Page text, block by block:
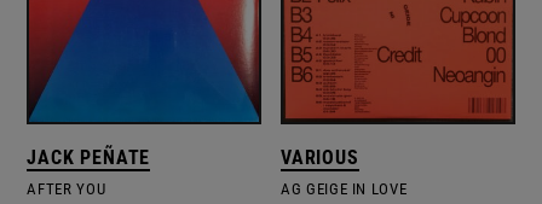
JACK PEÑATE
AFTER YOU
VARIOUS
AG GEIGE IN LOVE